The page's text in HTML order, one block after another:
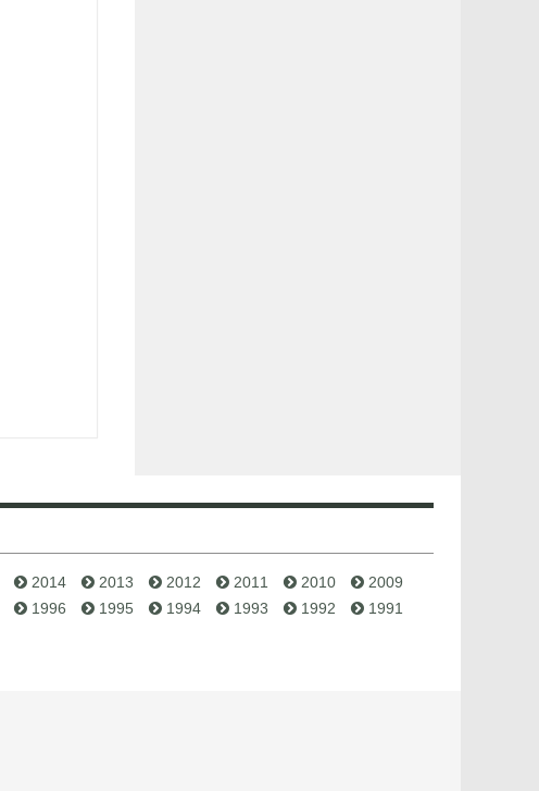
2014 2013 2012 2011 2010
2009
1996 1995 1994 1993 1992
1991